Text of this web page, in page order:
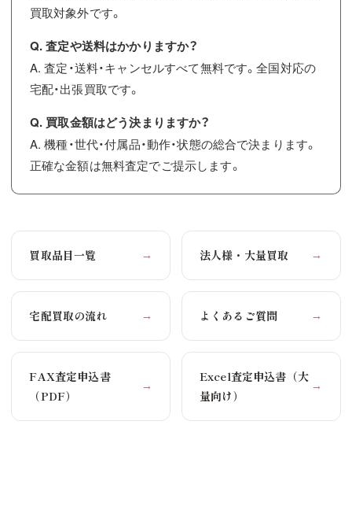
買取対象外です。
Q. 査定や送料はかかりますか？
A. 査定・送料・キャンセルすべて無料です。全国対応の
宅配・出張買取です。
Q. 買取金額はどう決まりますか？
A. 機種・世代・付属品・動作・状態の総合で決まります。
正確な金額は無料査定でご提示します。
買取品目一覧 → 法人様・大量買取 →
宅配買取の流れ → よくあるご質問 →
FAX査定申込書
（PDF）
→
Excel査定申込書（大
量向け）
→